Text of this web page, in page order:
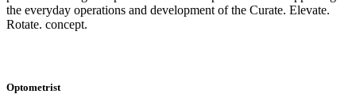
the everyday operations and development of the Curate. Elevate.
Rotate. concept.
Optometrist